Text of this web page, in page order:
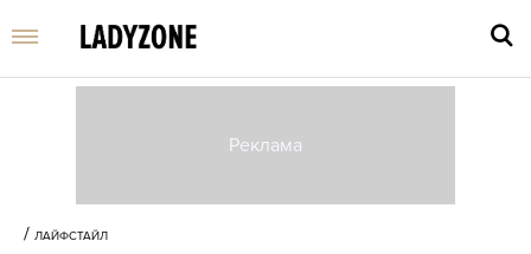
/ ЛАЙФСТАЙЛ